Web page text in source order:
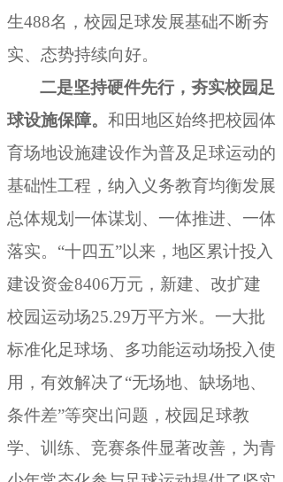
生488名，校园足球发展基础不断夯
实、态势持续向好。
二是坚持硬件先行 ，夯实校园足
球设施保障。 和田地区始终把校园体
育场地设施建设作为普及足球运动的
基础性工程 ， 纳入义务教育均衡发展
总体规划一体谋划、一体推进、一体
落实。“十四五”以来 ， 地区累计投入
建设资金8406万元，新建、改扩建
校园运动场25.29万平方米。 一大批
标准化足球场、多功能运动场投入使
用，有效解决了“无场地、缺场地、
条件差”等突出问题 ， 校园足球教
学、训练、竞赛条件显著改善，为青